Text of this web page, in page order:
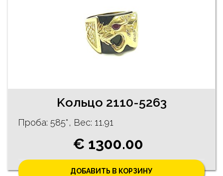
Kольцо 2110-5263
Проба: 585*, Bес: 11.91
€ 1300.00
ДОБАВИТЬ В КОРЗИНУ